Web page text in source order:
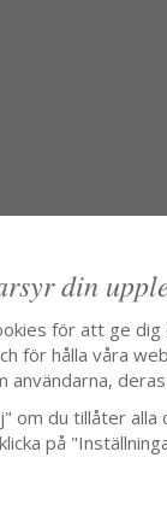
din
för att ge
för hålla våra
användarna,
om du tillåter
på